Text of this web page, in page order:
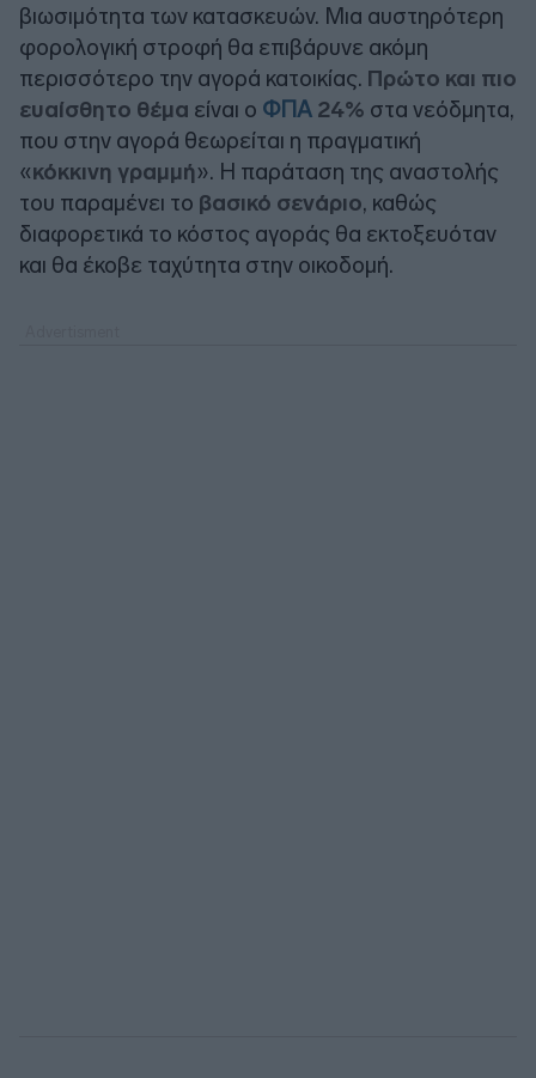
βιωσιμότητα των κατασκευών. Μια αυστηρότερη
φορολογική στροφή θα επιβάρυνε ακόμη
περισσότερο την αγορά κατοικίας. Πρώτο και πιο
ευαίσθητο θέμα είναι ο ΦΠΑ 24% στα νεόδμητα,
που στην αγορά θεωρείται η πραγματική
«κόκκινη γραμμή». Η παράταση της αναστολής
του παραμένει το βασικό σενάριο, καθώς
διαφορετικά το κόστος αγοράς θα εκτοξευόταν
και θα έκοβε ταχύτητα στην οικοδομή.